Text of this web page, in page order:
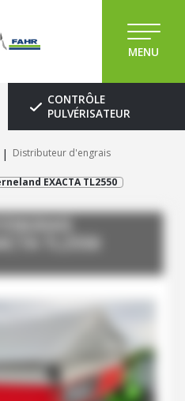
MENU
CONTRÔLE
PULVÉRISATEUR
Distributeur d'engrais
EXACTA TL2550